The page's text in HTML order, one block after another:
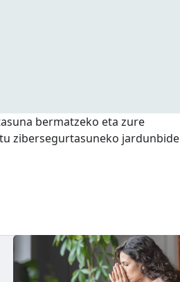
bermatzeko eta zure
zibersegurtasuneko jardunbide